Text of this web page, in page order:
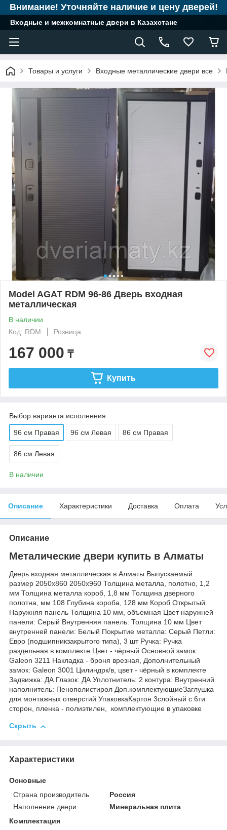
Внимание! Уточняйте наличие и цену дверей!
Входные и межкомнатные двери в Казахстане
Товары и услуги Входные металлические двери все
Model AGAT RDM 96-86 Дверь входная
металлическая
В наличии
Код: RDM
Розница
167 000 ₸
Купить
Выбор варианта исполнения
96 см Правая 96 см Левая 86 см Правая
86 см Левая
В наличии
Описание Характеристики Доставка Оплата
Описание
Металические двери купить в Алматы
Дверь входная металлическая в Алматы Выпускаемый
размер 2050х860 2050х960 Толщина металла, полотно, 1,2
мм Толщина металла короб, 1,8 мм Толщина дверного
полотна, мм 108 Глубина короба, 128 мм Короб Открытый
Наружняя панель Толщина 10 мм, объемная Цвет наружней
панели: Серый Внутренняя панель: Толщина 10 мм Цвет
внутренней панели: Белый Покрытие металла: Серый Петли:
Евро (подшипникзакрытого типа), 3 шт Ручка: Ручка
раздельная в комплекте Цвет - чёрный Основной замок:
Galeon 3211 Накладка - броня врезная, Дополнительный
замок: Galeon 3001 Цилиндрк/в, цвет - чёрный в комплекте
Задвижка: ДА Глазок: ДА Уплотнитель: 2 контура: Внутренний
наполнитель: Пенополистирол Доп.комплектующиеЗаглушка
для монтажных отверстий УпаковкаКартон 3слойный с 6ти
сторон, пленка - полиэтилен, комплектующие в упаковке
Скрыть
Характеристики
Основные
Страна производитель
Россия
Наполнение двери
Минеральная плита
Комплектация